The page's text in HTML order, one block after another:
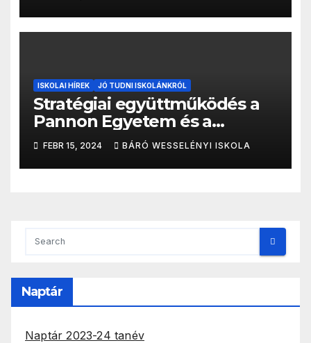
ISKOLAI HÍREK JÓ TUDNI ISKOLÁNKRÓL
Stratégiai együttműködés a
Pannon Egyetem és a
BANONA között: Kutatás,
fejlesztés, innováció
FEBR 15, 2024 BÁRÓ WESSELÉNYI ISKOLA
Naptár
Naptár 2023-24 tanév